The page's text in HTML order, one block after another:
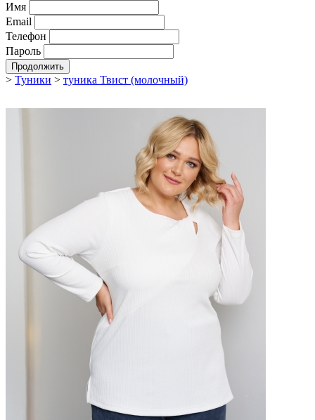
Имя
Email
Телефон
Пароль
Продолжить
> Туники > туника Твист (молочный)